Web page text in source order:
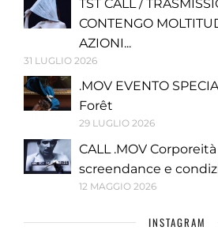
TST CALL /
CONTENGO
AZIONI...
31 LUGLIO 2026
.MOV EVENTO
Forêt
29 LUGLIO 2026
CALL .MOV
screendance e
12 MAGGIO 2026
INSTAGRAM